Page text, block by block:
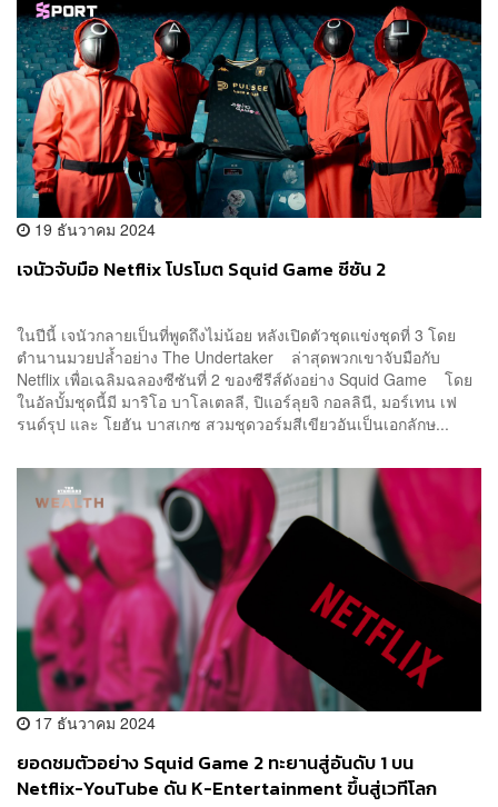
19 ธันวาคม 2024
เจนัวจับมือ Netflix โปรโมต Squid Game ซีซัน 2
ในปีนี้ เจนัวกลายเป็นที่พูดถึงไม่น้อย หลังเปิดตัวชุดแข่งชุดที่ 3 โดย
ตำนานมวยปล้ำอย่าง The Undertaker ล่าสุดพวกเขาจับมือกับ
Netflix เพื่อเฉลิมฉลองซีซันที่ 2 ของซีรีส์ดังอย่าง Squid Game โดย
ในอัลบั้มชุดนี้มี มาริโอ บาโลเตลลี, ปิแอร์ลุยจิ กอลลินี, มอร์เทน เฟ
รนด์รุป และ โยฮัน บาสเกซ สวมชุดวอร์มสีเขียวอันเป็นเอกลักษ...
17 ธันวาคม 2024
ยอดชมตัวอย่าง Squid Game 2 ทะยานสู่อันดับ 1 บน
Netflix-YouTube ดัน K-Entertainment ขึ้นสู่เวทีโลก